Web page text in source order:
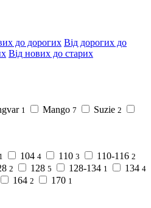
до дорогих Від дорогих до
Від нових до старих
1 Mango 7 Suzie 2
1 104 4 110 3 110-116 2
2 128 5 128-134 1 134 4
164 2 170 1